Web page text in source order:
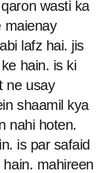
wasti ka
maienay
lafz hai. jis
hain. is ki
ne usay
shaamil kya
nahi hoten.
is par safaid
mahireen